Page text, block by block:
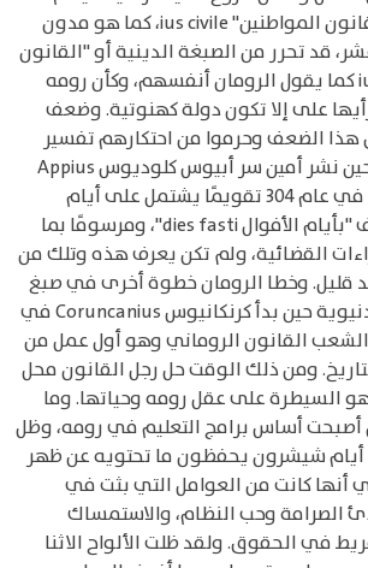
يضاف إلى هذا أن "قانون المواطنين" ius civile، كما هو مدون
قد تحرر من الصبغة الدينية أو "القانون
الديني" ius divinum كما يقول الرومان أنفسهم، وكأن رومه
على إلا تكون دولة كهنوتية. وضعف
الضعف وحرموا من احتكارهم تفسير
القوانين وتنفيذها حين نشر أمين سر أبيوس كلوديوس Appius
Claudius " الأعمى" في عام 304 تقويمًا يشتمل على أيام
اجتماع المحاكم يعرف "بأيام الأفوال dies fasti"، ومرسومًا بما
القضائية، ولم تكن يعرف هذه وتلك من
جد قليل. وخطا الرومان خطوة أخرى في صبغ
القانون بالصبغة الدنيوية حين بدأ كرنكانيوس Coruncanius في
الشعب القانون الروماني وهو أول عمل من
ومن ذلك الوقت حل رجل القانون محل
السيطرة على عقل رومه وحياتها. وما
أصبحت أساس برامج التعليم في رومه، وظل
أيام شيشرون يحفظون ما تحتويه عن ظهر
كانت من العوامل التي بثت في
الصرامة وحب النظام، والاستمساك
في الحقوق. ولقد ظلت الألواح الاثنا